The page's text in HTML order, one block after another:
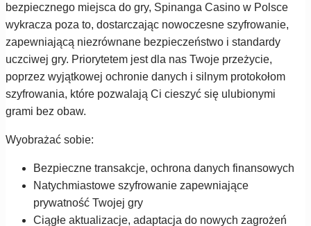
bezpiecznego miejsca do gry, Spinanga Casino w Polsce
wykracza poza to, dostarczając nowoczesne szyfrowanie,
zapewniającą niezrównane bezpieczeństwo i standardy
uczciwej gry. Priorytetem jest dla nas Twoje przeżycie,
poprzez wyjątkowej ochronie danych i silnym protokołom
szyfrowania, które pozwalają Ci cieszyć się ulubionymi
grami bez obaw.
Wyobrażać sobie:
Bezpieczne transakcje, ochrona danych finansowych
Natychmiastowe szyfrowanie zapewniające
prywatność Twojej gry
Ciągłe aktualizacje, adaptacja do nowych zagrożeń